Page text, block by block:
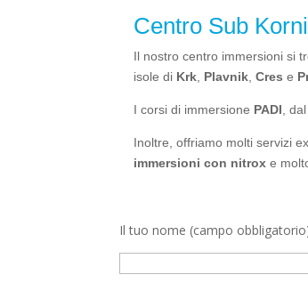
Centro Sub
Il nostro centro immersioni si
isole di Krk Plavnik ,Cres e
I corsi di immersione PADI ,
Inoltre, offriamo molti servizi
immersioni con nitrox e
Il tuo nome (campo